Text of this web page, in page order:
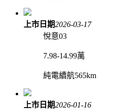
上市日期2026-03-17
悅意03
7.98-14.99萬
純電續航565km
上市日期2026-01-16